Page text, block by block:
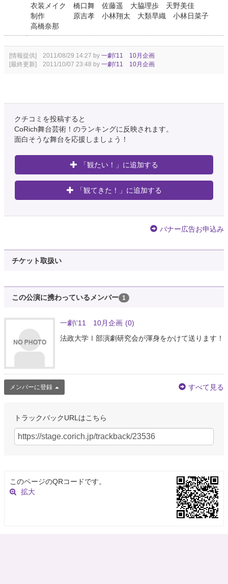
衣装メイク 橋口舞 佐藤遥 大脇理歩 天野美佳
制作 原吉孝 小林翔太 大類早織 小林日菜子
高橋奈那
[情報提供] 2011/08/29 14:27 by 一劇\'11 10月企画
[最終更新] 2011/10/07 23:48 by 一劇\'11 10月企画
クチコミを投稿すると
CoRich舞台芸術！のランキングに反映されます。
面白そうな舞台を応援しましょう！
「観たい！」に追加する
「観てきた！」に追加する
バナー広告お申込み
チケット取扱い
この公演に携わっているメンバー 1
一劇\'11 10月企画 (0)
法政大学Ⅰ部演劇研究会が渾身をかけて送ります！
メンバーに登録 すべて見る
トラックバックURLはこちら
このページのQRコードです。
拡大